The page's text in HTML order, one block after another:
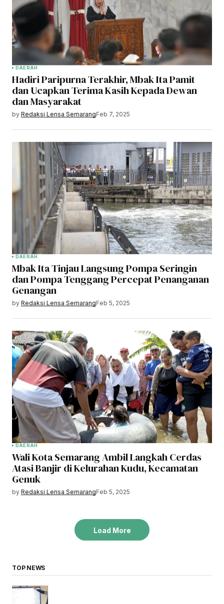
DAERAH
Hadiri Paripurna Terakhir, Mbak Ita Pamit
dan Ucapkan Terima Kasih Kepada Dewan
dan Masyarakat
by Redaksi Lensa SemarangFeb 7, 2025
DAERAH
Mbak Ita Tinjau Langsung Pompa Seringin
dan Pompa Tenggang Percepat Penanganan
Genangan
by Redaksi Lensa SemarangFeb 5, 2025
DAERAH
Wali Kota Semarang Ambil Langkah Cerdas
Atasi Banjir di Kelurahan Kudu, Kecamatan
Genuk
by Redaksi Lensa SemarangFeb 5, 2025
Load More
TOP NEWS